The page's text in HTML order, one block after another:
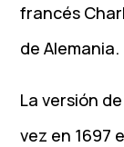
francés
de Alemania.
La versión
vez en 1697